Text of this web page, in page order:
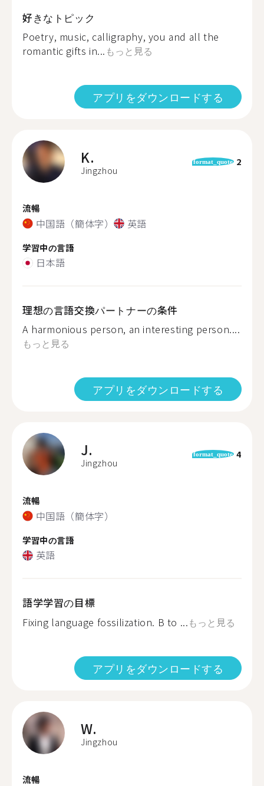
好きなトピック
Poetry, music, calligraphy, you and all the
romantic gifts in... もっと見る
アプリをダウンロードする
K.
Jingzhou
format_quote 2
流暢
中国語（簡体字） 英語
学習中の言語
日本語
理想の言語交換パートナーの条件
A harmonious person, an interesting person....
もっと見る
アプリをダウンロードする
J.
Jingzhou
format_quote 4
流暢
中国語（簡体字）
学習中の言語
英語
語学学習の目標
Fixing language fossilization. B to ...もっと見る
アプリをダウンロードする
W.
Jingzhou
流暢